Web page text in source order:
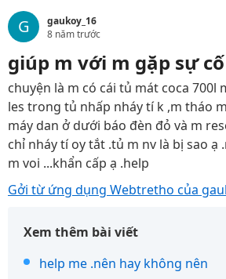
G
gaukoy_16
8 năm trước
giúp m với m gặp sự
chuyện là m có cái tủ mát coca 700l
les trong tủ nhấp nháy tí k ,m tháo
máy dan ở dưới báo đèn đỏ và m
chỉ nháy tí oy tắt .tủ m nv là bị sao
m voi ...khẩn cấp ạ .help
Gởi từ ứng dụng Webtretho của
Xem thêm bài viết
help me .nên hay không nên